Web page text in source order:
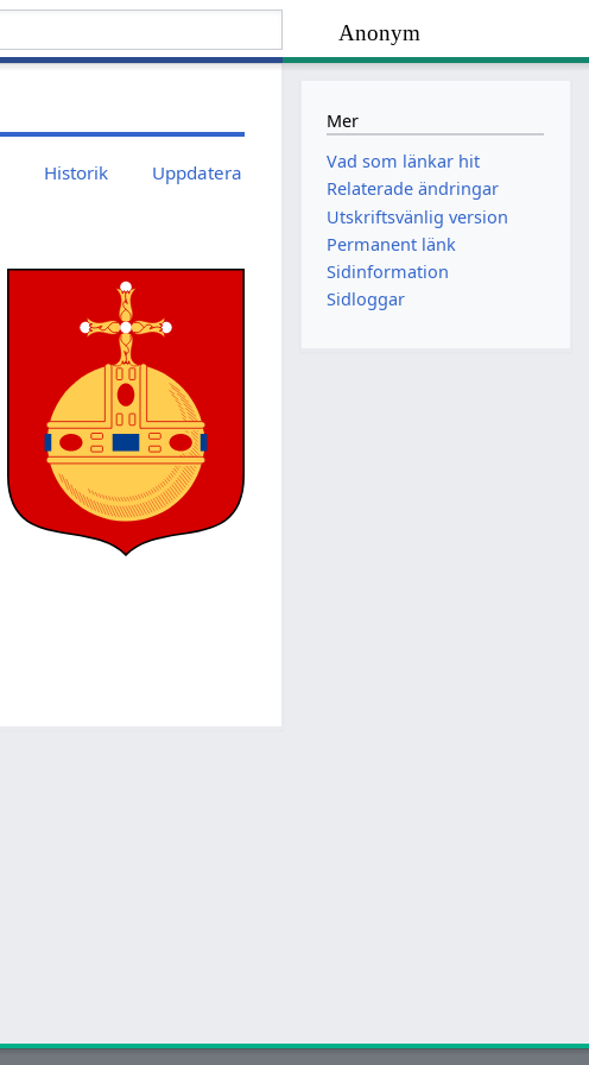
Anonym
Historik Uppdatera
Mer
Vad som länkar hit
Relaterade ändringar
Utskriftsvänlig version
Permanent länk
Sidinformation
Sidloggar